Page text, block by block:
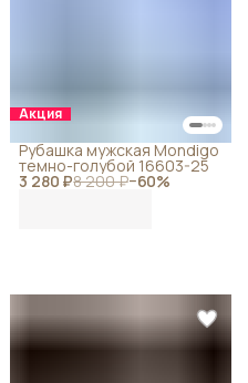
Акция
3 280 ₽8 200 ₽−60%
Рубашка мужская Mondigo
темно-голубой 16603-25